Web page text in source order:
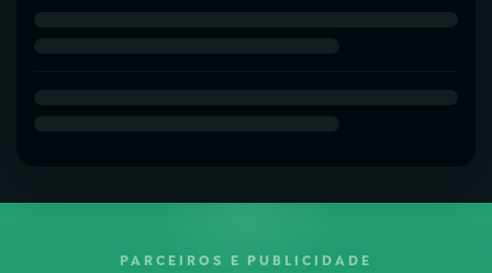
PARCEIROS E PUBLICIDADE